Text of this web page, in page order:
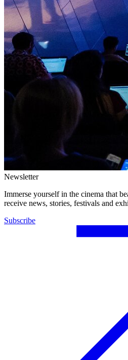
Newsletter
Immerse yourself in the cinema that
receive news, stories, festivals and
Subscribe